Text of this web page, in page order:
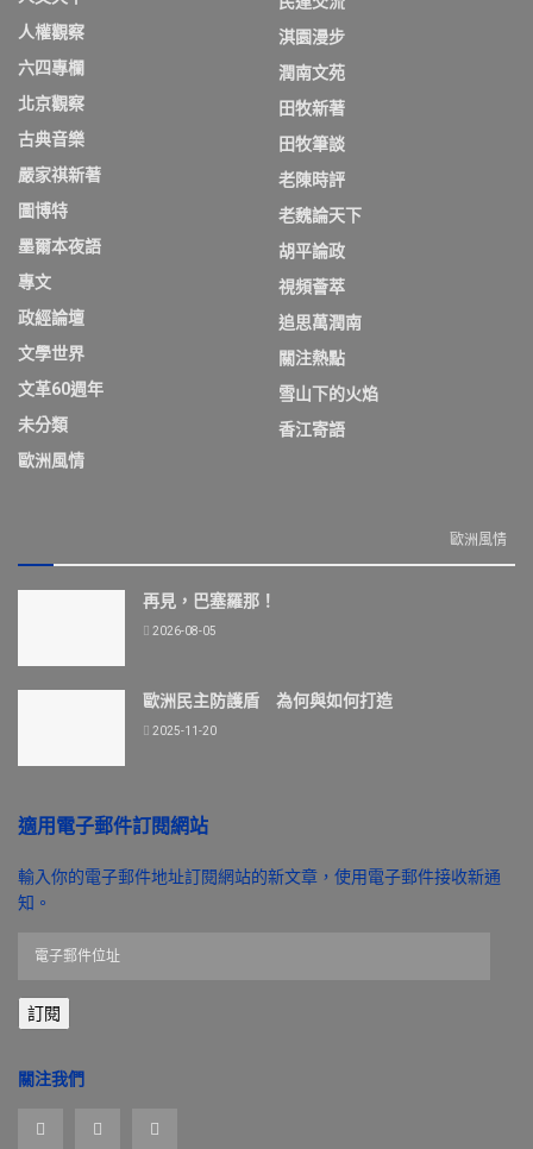
人權觀察
六四專欄
北京觀察
古典音樂
嚴家祺新著
圖博特
墨爾本夜語
專文
政經論壇
文學世界
文革60週年
未分類
歐洲風情
淇園漫步
潤南文苑
田牧新著
田牧筆談
老陳時評
老魏論天下
胡平論政
視頻薈萃
追思萬潤南
關注熱點
雪山下的火焰
香江寄語
歐洲風情
再見，巴塞羅那！
2026-08-05
歐洲民主防護盾 為何與如何打造
2025-11-20
適用電子郵件訂閱網站
輸入你的電子郵件地址訂閱網站的新文章，使用電子郵件接收新通
知。
郵
件
址
訂閱
關注我們